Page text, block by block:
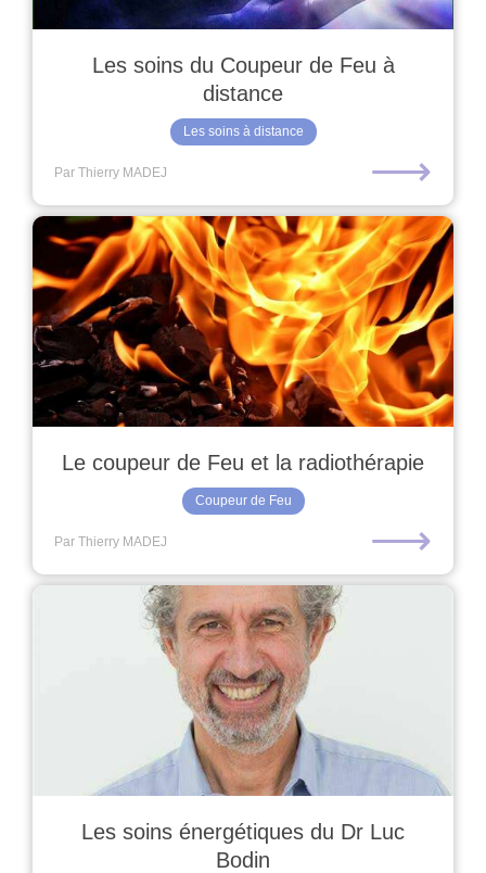
Les soins du Coupeur de Feu à
distance
Les soins à distance
Par Thierry MADEJ ⟶
Le coupeur de Feu et la radiothérapie
Coupeur de Feu
Par Thierry MADEJ ⟶
Les soins énergétiques du Dr Luc
Bodin